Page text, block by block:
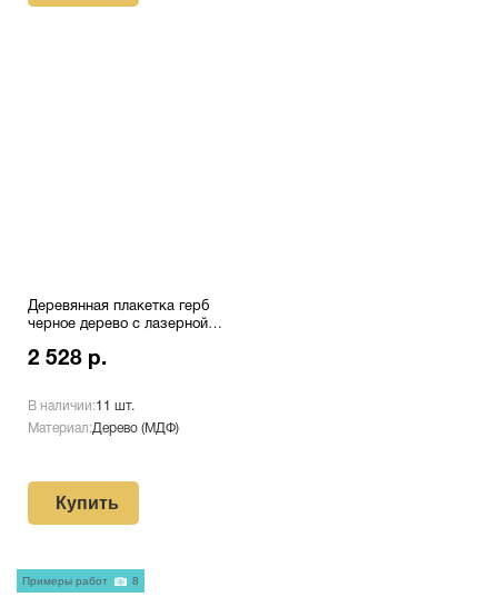
Деревянная плакетка герб
черное дерево с лазерной
2 528 р.
В наличии:11 шт.
Материал:Дерево (МДФ)
Купить
Примеры работ 8